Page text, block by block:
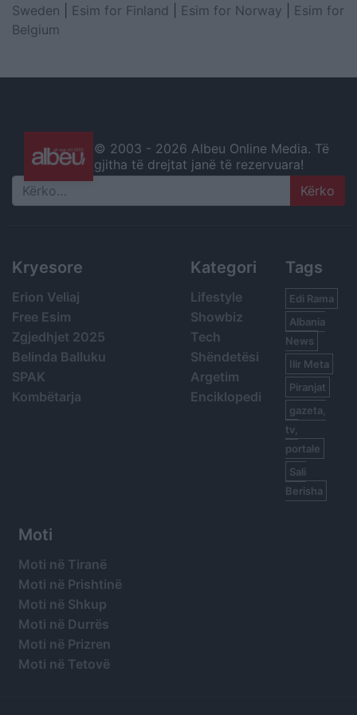
Sweden
Esim for Finland Esim for Norway
Esim for
Belgium
© 2003 - 2026 Albeu Online Media. Të
gjitha të drejtat janë të rezervuara!
Search
Kryesore
Erion Veliaj
Free Esim
Zgjedhjet 2025
Belinda Balluku
SPAK
Kombëtarja
Kategori
Lifestyle
Showbiz
Tech
Shëndetësi
Argetim
Enciklopedi
Tags
Edi Rama
Albania
News
Ilir Meta
Piranjat
gazeta,
tv,
portale
Sali
Berisha
Moti
Moti në Tiranë
Moti në Prishtinë
Moti në Shkup
Moti në Durrës
Moti në Prizren
Moti në Tetovë